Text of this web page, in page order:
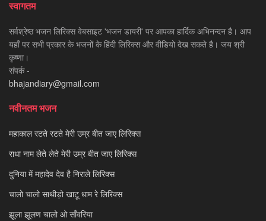
स्वागतम
सर्वश्रेष्ठ भजन लिरिक्स वेबसाइट 'भजन डायरी' पर आपका हार्दिक अभिनन्दन है। आप
यहाँ पर सभी प्रकार के भजनों के हिंदी लिरिक्स और वीडियो देख सकते है। जय श्री
कृष्णा।
संपर्क -
bhajandiary@gmail.com
नवीनतम भजन
महाकाल रटते रटते मेरी उम्र बीत जाए लिरिक्स
राधा नाम लेते लेते मेरी उम्र बीत जाए लिरिक्स
दुनिया में महादेव देव है निराले लिरिक्स
चालो चालो साथीड़ो खाटू धाम रे लिरिक्स
झूला झूलण चालो ओ साँवरिया